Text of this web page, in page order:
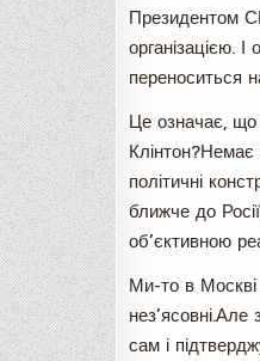
Президентом
організацією.
переноситься
Це означає, що
політичні
ближче до
об’єктивною
Ми-то в Москві
сам і